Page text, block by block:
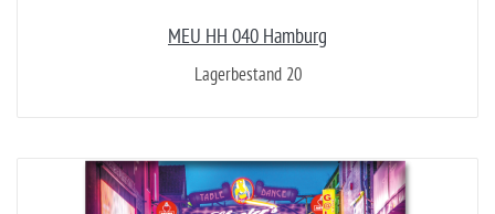
MEU HH 040 Hamburg
Lagerbestand 20